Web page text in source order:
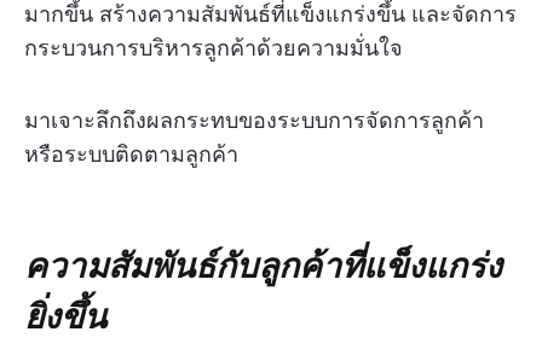
มากขึ้น สร้างความสัมพันธ์ที่แข็งแกร่งขึ้น และจัดการ
กระบวนการบริหารลูกค้าด้วยความมั่นใจ
มาเจาะลึกถึงผลกระทบของระบบการจัดการลูกค้า
หรือระบบติดตามลูกค้า
ความสัมพันธ์กับลูกค้าที่แข็งแกร่ง
ยิ่งขึ้น